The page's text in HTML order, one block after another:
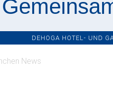
DEHOGA HOTEL- UND
News